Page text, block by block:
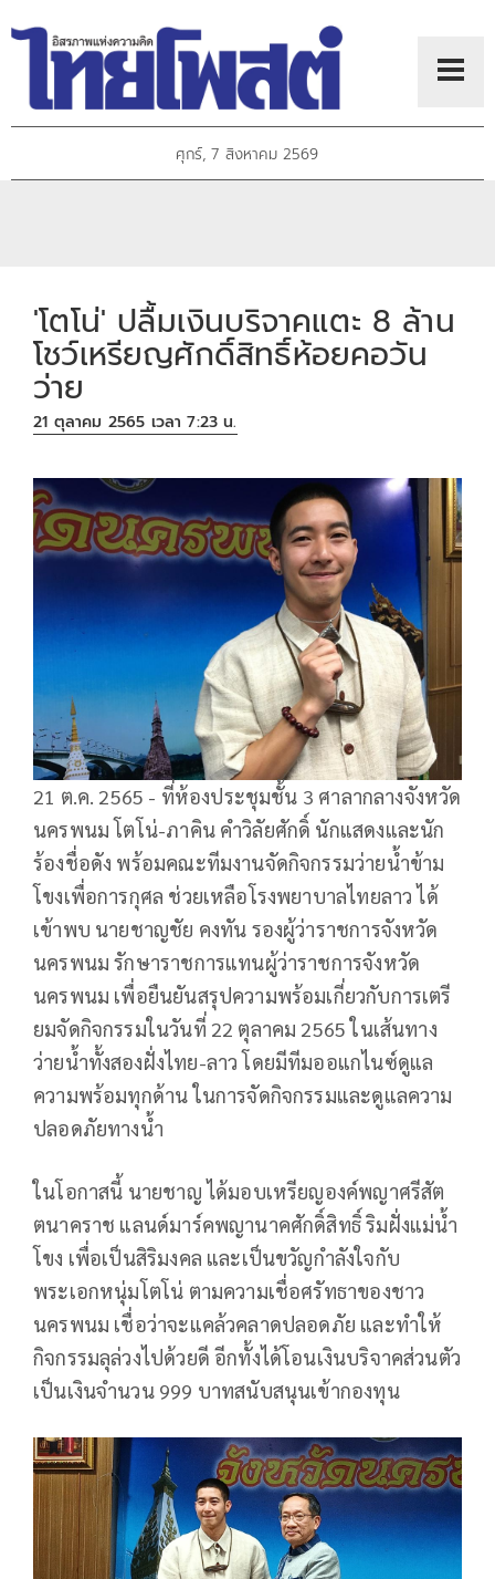
ศุกร์, 7 สิงหาคม 2569
'โตโน่' ปลื้มเงินบริจาคแตะ 8 ล้าน
โชว์เหรียญศักดิ์สิทธิ์ห้อยคอวัน
ว่าย
21 ตุลาคม 2565 เวลา 7:23 น.
21 ต.ค. 2565 - ที่ห้องประชุมชั้น 3 ศาลากลางจังหวัด
นครพนม โตโน่-ภาคิน คำวิลัยศักดิ์ นักแสดงและนัก
ร้องชื่อดัง พร้อมคณะทีมงานจัดกิจกรรมว่ายน้ำข้าม
โขงเพื่อการกุศล ช่วยเหลือโรงพยาบาลไทยลาว ได้
เข้าพบ นายชาญชัย คงทัน รองผู้ว่าราชการจังหวัด
นครพนม รักษาราชการแทนผู้ว่าราชการจังหวัด
นครพนม เพื่อยืนยันสรุปความพร้อมเกี่ยวกับการเตรี
ยมจัดกิจกรรมในวันที่ 22 ตุลาคม 2565 ในเส้นทาง
ว่ายน้ำทั้งสองฝั่งไทย-ลาว โดยมีทีมออแกไนซ์ดูแล
ความพร้อมทุกด้าน ในการจัดกิจกรรมและดูแลความ
ปลอดภัยทางน้ำ
ในโอกาสนี้ นายชาญ ได้มอบเหรียญองค์พญาศรีสัต
ตนาคราช แลนด์มาร์คพญานาคศักดิ์สิทธิ์ ริมฝั่งแม่น้ำ
โขง เพื่อเป็นสิริมงคล และเป็นขวัญกำลังใจกับ
พระเอกหนุ่มโตโน่ ตามความเชื่อศรัทธาของชาว
นครพนม เชื่อว่าจะแคล้วคลาดปลอดภัย และทำให้
กิจกรรมลุล่วงไปด้วยดี อีกทั้งได้โอนเงินบริจาคส่วนตัว
เป็นเงินจำนวน 999 บาทสนับสนุนเข้ากองทุน